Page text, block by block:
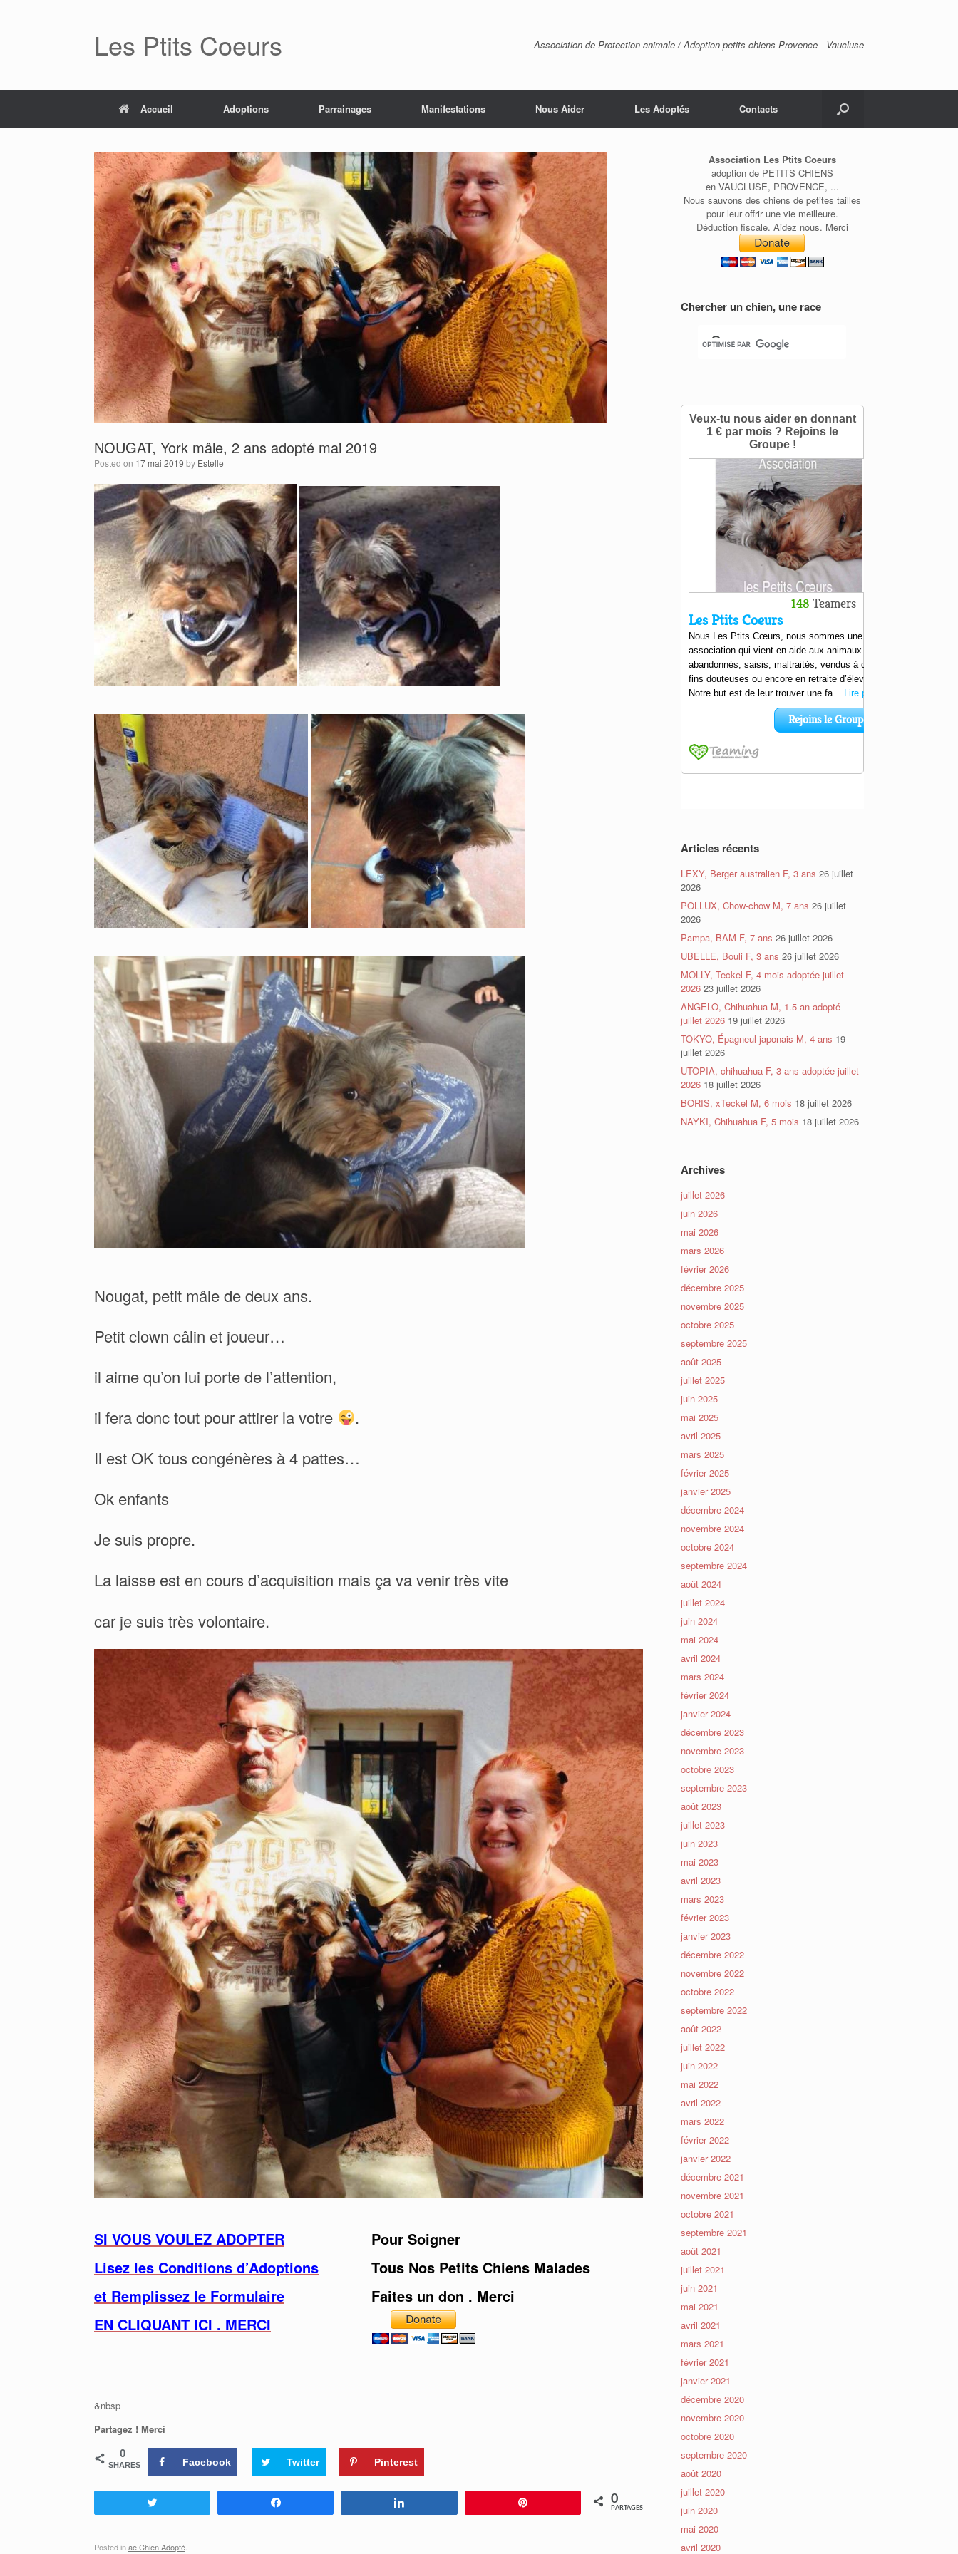
Les Ptits Coeurs Association de Protection animale / Adoption petits chiens Provence - Vaucluse
Accueil Adoptions Parrainages Manifestations Nous Aider Les Adoptés Contacts
NOUGAT, York mâle, 2 ans adopté mai 2019
Posted on 17 mai 2019 by Estelle
Nougat, petit mâle de deux ans.
Petit clown câlin et joueur…
il aime qu’on lui porte de l’attention,
il fera donc tout pour attirer la votre
.
Il est OK tous congénères à 4 pattes…
Ok enfants
Je suis propre.
La laisse est en cours d’acquisition mais ça va venir très vite
car je suis très volontaire.
SI VOUS VOULEZ ADOPTER
Lisez les Conditions d’Adoptions
et Remplissez le Formulaire
EN CLIQUANT ICI . MERCI
Pour Soigner
Tous Nos Petits Chiens Malades
Faites un don . Merci
&nbsp
Partagez ! Merci
0
SHARES Facebook Twitter Pinterest
0
PARTAGES
Posted inae Chien Adopté
Association Les Ptits Coeurs
adoption de PETITS CHIENS
en VAUCLUSE, PROVENCE, ...
Nous sauvons des chiens de petites tailles
pour leur offrir une vie meilleure.
Déduction fiscale. Aidez nous. Merci
Chercher un chien, une race
Articles récents
LEXY, Berger australien F, 3 ans 26 juillet
2026
POLLUX, Chow-chow M, 7 ans 26 juillet
2026
Pampa, BAM F, 7 ans 26 juillet 2026
UBELLE, Bouli F, 3 ans 26 juillet 2026
MOLLY, Teckel F, 4 mois adoptée juillet
2026 23 juillet 2026
ANGELO, Chihuahua M, 1.5 an adopté
juillet 2026 19 juillet 2026
TOKYO, Épagneul japonais M, 4 ans 19
juillet 2026
UTOPIA, chihuahua F, 3 ans adoptée juillet
2026 18 juillet 2026
BORIS, xTeckel M, 6 mois 18 juillet 2026
NAYKI, Chihuahua F, 5 mois 18 juillet 2026
Archives
juillet 2026
juin 2026
mai 2026
mars 2026
février 2026
décembre 2025
novembre 2025
octobre 2025
septembre 2025
août 2025
juillet 2025
juin 2025
mai 2025
avril 2025
mars 2025
février 2025
janvier 2025
décembre 2024
novembre 2024
octobre 2024
septembre 2024
août 2024
juillet 2024
juin 2024
mai 2024
avril 2024
mars 2024
février 2024
janvier 2024
décembre 2023
novembre 2023
octobre 2023
septembre 2023
août 2023
juillet 2023
juin 2023
mai 2023
avril 2023
mars 2023
février 2023
janvier 2023
décembre 2022
novembre 2022
octobre 2022
septembre 2022
août 2022
juillet 2022
juin 2022
mai 2022
avril 2022
mars 2022
février 2022
janvier 2022
décembre 2021
novembre 2021
octobre 2021
septembre 2021
août 2021
juillet 2021
juin 2021
mai 2021
avril 2021
mars 2021
février 2021
janvier 2021
décembre 2020
novembre 2020
octobre 2020
septembre 2020
août 2020
juillet 2020
juin 2020
mai 2020
avril 2020